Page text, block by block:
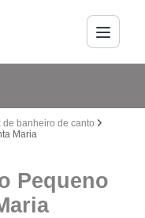
de banheiro de canto
Maria
Pequeno